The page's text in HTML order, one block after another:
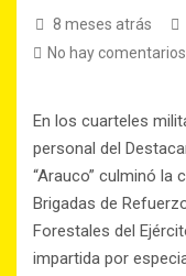
8 meses atrás
No hay comentarios
En los cuarteles
personal del
“Arauco” culminó la
Brigadas de
Forestales del
impartida por